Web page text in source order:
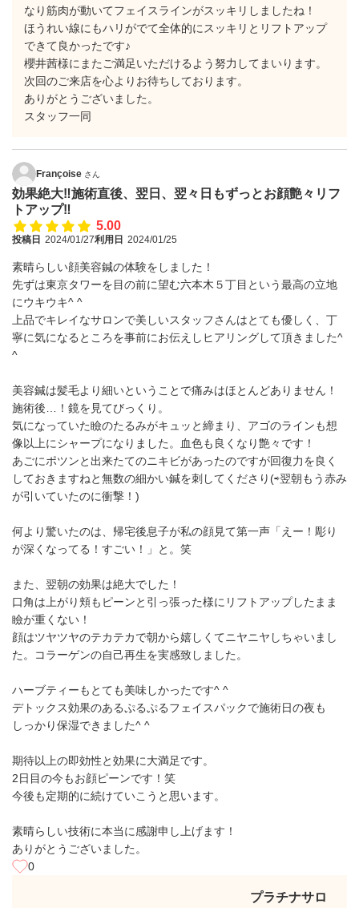
なり筋肉が動いてフェイスラインがスッキリしましたね！
ほうれい線にもハリがでて全体的にスッキリとリフトアップ
できて良かったです♪
櫻井茜様にまたご満足いただけるよう努力してまいります。
次回のご来店を心よりお待ちしております。
ありがとうございました。
スタッフ一同
Françoise さん
効果絶大‼️施術直後、翌日、翌々日もずっとお顔艶々リフ
トアップ‼️
5.00
投稿日 2024/01/27利用日 2024/01/25
素晴らしい顔美容鍼の体験をしました！
先ずは東京タワーを目の前に望む六本木５丁目という最高の立地
にウキウキ^ ^
上品でキレイなサロンで美しいスタッフさんはとても優しく、丁
寧に気になるところを事前にお伝えしヒアリングして頂きました^
^
美容鍼は髪毛より細いということで痛みはほとんどありません！
施術後…！鏡を見てびっくり。
気になっていた瞼のたるみがキュッと締まり、アゴのラインも想
像以上にシャープになりました。血色も良くなり艶々です！
あごにポツンと出来たてのニキビがあったのですが回復力を良く
しておきますねと無数の細かい鍼を刺してくださり(⇨翌朝もう赤み
が引いていたのに衝撃！)
何より驚いたのは、帰宅後息子が私の顔見て第一声「えー！彫り
が深くなってる！すごい！」と。笑
また、翌朝の効果は絶大でした！
口角は上がり頬もピーンと引っ張った様にリフトアップしたまま
瞼が重くない！
顔はツヤツヤのテカテカで朝から嬉しくてニヤニヤしちゃいまし
た。コラーゲンの自己再生を実感致しました。
ハーブティーもとても美味しかったです^ ^
デトックス効果のあるぷるぷるフェイスパックで施術日の夜も
しっかり保湿できました^ ^
期待以上の即効性と効果に大満足です。
2日目の今もお顔ピーンです！笑
今後も定期的に続けていこうと思います。
素晴らしい技術に本当に感謝申し上げます！
ありがとうございました。
0
プラチナサロ